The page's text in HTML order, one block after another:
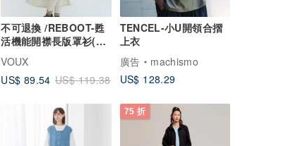
不可退換 /REBOOT-甦
活機能開襟長版罩衫(中
性)-白樺木
VOUX
US$ 89.54 US$ 119.38
TENCEL-小U開領合摺
上衣
廣告
machismo
US$ 128.29
75 折